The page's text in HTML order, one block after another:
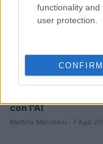
functionality
user protection.
CONFIRM
con l’AI
Martina Marchesi · 7 Ago